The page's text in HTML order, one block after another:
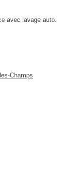
avec lavage auto.
Champs